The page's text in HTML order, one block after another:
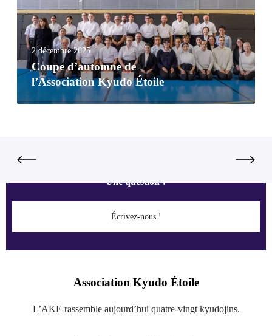
2 décembre 2025
Coupe d’automne de
l’Association Kyudo Étoile
Une question ?
Écrivez-nous !
Association Kyudo Étoile
L’AKE rassemble aujourd’hui quatre-vingt kyudojins.